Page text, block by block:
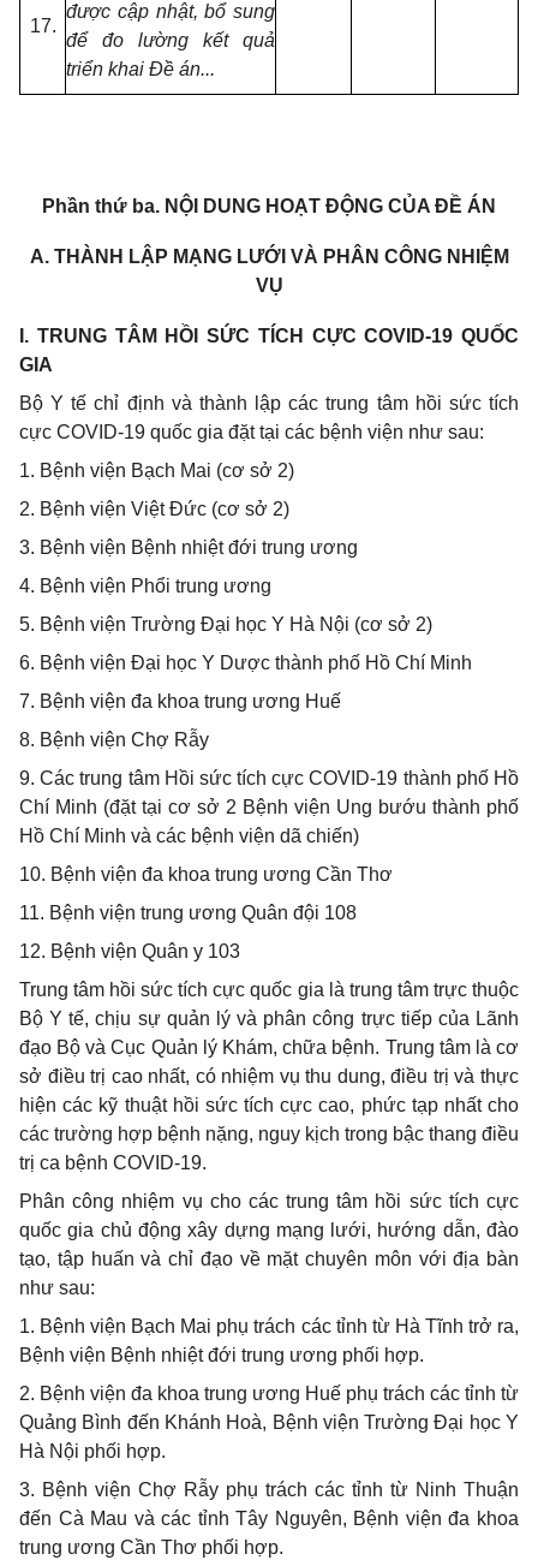
17.
được cập nhật, bổ sung
để đo lường kết quả
triển khai Đề án...
Phần thứ ba. NỘI DUNG HOẠT ĐỘNG CỦA ĐỀ ÁN
A. THÀNH LẬP MẠNG LƯỚI VÀ PHÂN CÔNG NHIỆM
VỤ
. TRUNG TÂM HỒI SỨC TÍCH CỰC COVID-19 QUỐC
GIA
Bộ Y tế chỉ định và thành lập các trung tâm hồi sức tích
cực COVID-19 quốc gia đặt tại các bệnh viện như sau:
1. Bệnh viện Bạch Mai (cơ sở 2)
2. Bệnh viện Việt Đức (cơ sở 2)
3. Bệnh viện Bệnh nhiệt đới trung ương
4. Bệnh viện Phổi trung ương
5. Bệnh viện Trường Đại học Y Hà Nội (cơ sở 2)
6. Bệnh viện Đại học Y Dược thành phố Hồ Chí Minh
7. Bệnh viện đa khoa trung ương Huế
8. Bệnh viện Chợ Rẫy
9. Các trung tâm Hồi sức tích cực COVID-19 thành phố Hồ
Chí Minh (đặt tại cơ sở 2 Bệnh viện Ung bướu thành phố
Hồ Chí Minh và các bệnh viện dã chiến)
10. Bệnh viện đa khoa trung ương Cần Thơ
11. Bệnh viện trung ương Quân đội 108
12. Bệnh viện Quân y 103
Trung tâm hồi sức tích cực quốc gia là trung tâm trực thuộc
Bộ Y tế, chịu sự quản lý và phân công trực tiếp của Lãnh
đạo Bộ và Cục Quản lý Khám, chữa bệnh. Trung tâm là cơ
sở điều trị cao nhất, có nhiệm vụ thu dung, điều trị và thực
hiện các kỹ thuật hồi sức tích cực cao, phức tạp nhất cho
các trường hợp bệnh nặng, nguy kịch trong bậc thang điều
trị ca bệnh COVID-19.
Phân công nhiệm vụ cho các trung tâm hồi sức tích cực
quốc gia chủ động xây dựng mạng lưới, hướng dẫn, đào
tạo, tập huấn và chỉ đạo về mặt chuyên môn với địa bàn
như sau:
1. Bệnh viện Bạch Mai phụ trách các tỉnh từ Hà Tĩnh trở ra,
Bệnh viện Bệnh nhiệt đới trung ương phối hợp.
2. Bệnh viện đa khoa trung ương Huế phụ trách các tỉnh từ
Quảng Bình đến Khánh Hoà, Bệnh viện Trường Đại học Y
Hà Nội phối hợp.
3. Bệnh viện Chợ Rẫy phụ trách các tỉnh từ Ninh Thuận
đến Cà Mau và các tỉnh Tây Nguyên, Bệnh viện đa khoa
trung ương Cần Thơ phối hợp.